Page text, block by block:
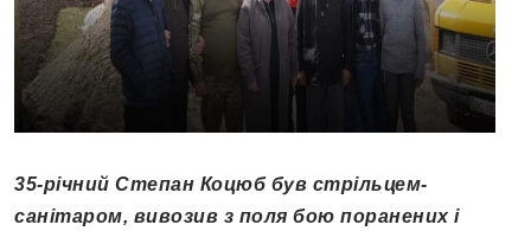
35-річний Степан Коцюб був стрільцем-
санітаром, вивозив з поля бою поранених і